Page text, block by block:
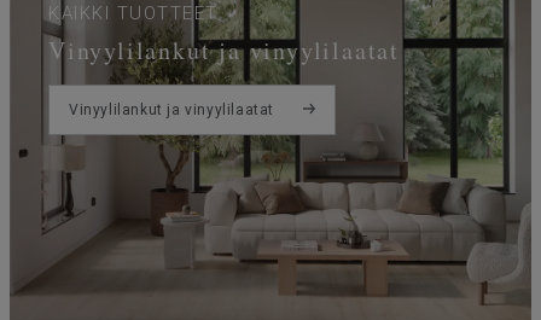
KAIKKI TUOTTEET
Vinyylilankut ja vinyylilaatat
Vinyylilankut ja vinyylilaatat